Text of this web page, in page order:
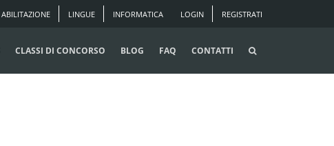
LOGIN REGISTRATI
ABILITAZIONE LINGUE INFORMATICA
CLASSI DI CONCORSO BLOG FAQ CONTATTI